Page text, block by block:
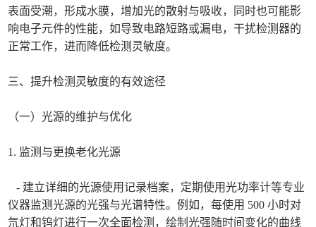
表面受潮，形成水膜，增加光的散射与吸收，同时也可能影
响电子元件的性能，如导致电路短路或漏电，干扰检测器的
正常工作，进而降低检测灵敏度。
三、提升检测灵敏度的有效途径
（一）光源的维护与优化
1. 监测与更换老化光源
- 建立详细的光源使用记录档案，定期使用光功率计等专业
仪器监测光源的光强与光谱特性。例如，每使用 500 小时对
氘灯和钨灯进行一次全面检测，绘制光强随时间变化的曲线